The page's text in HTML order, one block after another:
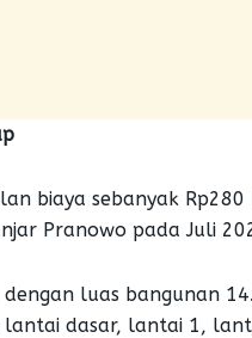
biaya sebanyak
Pranowo pada Juli
luas bangunan
lantai dasar, lantai 1,